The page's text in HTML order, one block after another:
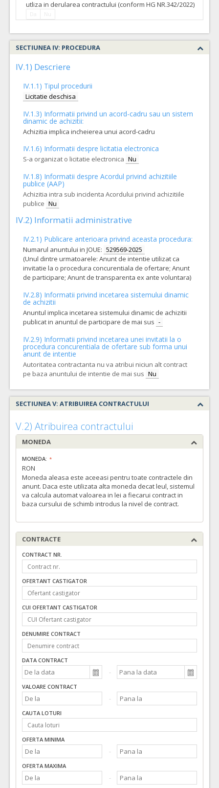
utliza in derularea contractului (conform HG NR.342/2022)
SECTIUNEA IV: PROCEDURA
IV.1) Descriere
IV.1.1) Tipul procedurii
Licitatie deschisa
IV.1.3) Informatii privind un acord-cadru sau un sistem
dinamic de achizitii:
Achizitia implica incheierea unui acord-cadru
IV.1.6) Informatii despre licitatia electronica
S-a organizat o licitatie electronica Nu
IV.1.8) Informatii despre Acordul privind achizitiile
publice (AAP)
Achizitia intra sub incidenta Acordului privind achizitiile
publice Nu
IV.2) Informatii administrative
IV.2.1) Publicare anterioara privind aceasta procedura:
Numarul anuntului in JOUE: 529569-2025
(Unul dintre urmatoarele: Anunt de intentie utilizat ca
invitatie la o procedura concurentiala de ofertare; Anunt
de participare; Anunt de transparenta ex ante voluntara)
IV.2.8) Informatii privind incetarea sistemului dinamic
de achizitii
Anuntul implica incetarea sistemului dinamic de achizitii
publicat in anuntul de participare de mai sus -
IV.2.9) Informatii privind incetarea unei invitatii la o
procedura concurentiala de ofertare sub forma unui
anunt de intentie
Autoritatea contractanta nu va atribui niciun alt contract
pe baza anuntului de intentie de mai sus Nu
SECTIUNEA V: ATRIBUIREA CONTRACTULUI
V.2) Atribuirea contractului
MONEDA
MONEDA:
RON
Moneda aleasa este aceeasi pentru toate contractele din
anunt. Daca este utilizata alta moneda decat leul, sistemul
va calcula automat valoarea in lei a fiecarui contract in
baza cursului de schimb introdus la nivel de contract.
CONTRACTE
CONTRACT NR.
OFERTANT CASTIGATOR
CUI OFERTANT CASTIGATOR
DENUMIRE CONTRACT
DATA CONTRACT
VALOARE CONTRACT
CAUTA LOTURI
OFERTA MINIMA
OFERTA MAXIMA